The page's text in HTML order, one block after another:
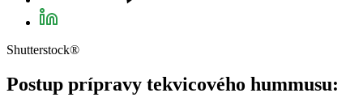
Shutterstock®
Postup prípravy tekvicového hummusu: